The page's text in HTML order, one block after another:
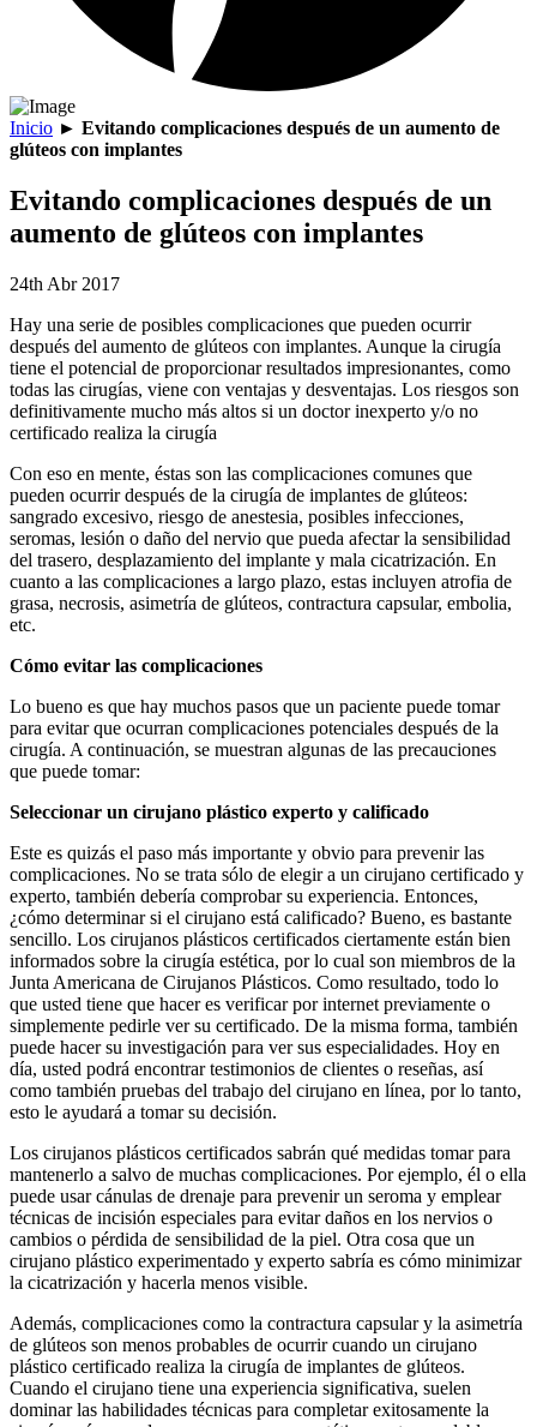
Inicio ► Evitando complicaciones después de un aumento de
glúteos con implantes
Evitando complicaciones después de un
aumento de glúteos con implantes
24th Abr 2017
Hay una serie de posibles complicaciones que pueden ocurrir
después del aumento de glúteos con implantes. Aunque la cirugía
tiene el potencial de proporcionar resultados impresionantes, como
todas las cirugías, viene con ventajas y desventajas. Los riesgos son
definitivamente mucho más altos si un doctor inexperto y/o no
certificado realiza la cirugía
Con eso en mente, éstas son las complicaciones comunes que
pueden ocurrir después de la cirugía de implantes de glúteos:
sangrado excesivo, riesgo de anestesia, posibles infecciones,
seromas, lesión o daño del nervio que pueda afectar la sensibilidad
del trasero, desplazamiento del implante y mala cicatrización. En
cuanto a las complicaciones a largo plazo, estas incluyen atrofia de
grasa, necrosis, asimetría de glúteos, contractura capsular, embolia,
etc.
Cómo evitar las complicaciones
Lo bueno es que hay muchos pasos que un paciente puede tomar
para evitar que ocurran complicaciones potenciales después de la
cirugía. A continuación, se muestran algunas de las precauciones
que puede tomar:
Seleccionar un cirujano plástico experto y calificado
Este es quizás el paso más importante y obvio para prevenir las
complicaciones. No se trata sólo de elegir a un cirujano certificado y
experto, también debería comprobar su experiencia. Entonces,
¿cómo determinar si el cirujano está calificado? Bueno, es bastante
sencillo. Los cirujanos plásticos certificados ciertamente están bien
informados sobre la cirugía estética, por lo cual son miembros de la
Junta Americana de Cirujanos Plásticos. Como resultado, todo lo
que usted tiene que hacer es verificar por internet previamente o
simplemente pedirle ver su certificado. De la misma forma, también
puede hacer su investigación para ver sus especialidades. Hoy en
día, usted podrá encontrar testimonios de clientes o reseñas, así
como también pruebas del trabajo del cirujano en línea, por lo tanto,
esto le ayudará a tomar su decisión.
Los cirujanos plásticos certificados sabrán qué medidas tomar para
mantenerlo a salvo de muchas complicaciones. Por ejemplo, él o ella
puede usar cánulas de drenaje para prevenir un seroma y emplear
técnicas de incisión especiales para evitar daños en los nervios o
cambios o pérdida de sensibilidad de la piel. Otra cosa que un
cirujano plástico experimentado y experto sabría es cómo minimizar
la cicatrización y hacerla menos visible.
Además, complicaciones como la contractura capsular y la asimetría
de glúteos son menos probables de ocurrir cuando un cirujano
plástico certificado realiza la cirugía de implantes de glúteos.
Cuando el cirujano tiene una experiencia significativa, suelen
dominar las habilidades técnicas para completar exitosamente la